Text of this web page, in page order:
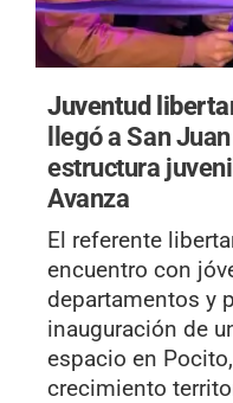
Juventud
llegó a San
estructura
Avanza
El referente
encuentro con
departamentos y
inauguración de
espacio en
crecimiento